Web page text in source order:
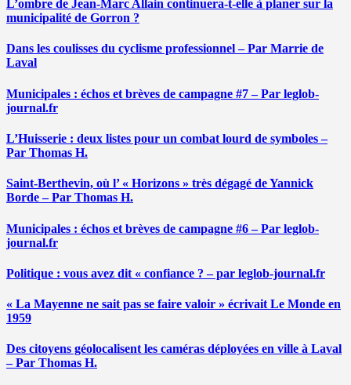
L’ombre de Jean-Marc Allain continuera-t-elle à planer sur la
municipalité de Gorron ?
Dans les coulisses du cyclisme professionnel – Par Marrie de
Laval
Municipales : échos et brèves de campagne #7 – Par leglob-
journal.fr
L’Huisserie : deux listes pour un combat lourd de symboles –
Par Thomas H.
Saint-Berthevin, où l’ « Horizons » très dégagé de Yannick
Borde – Par Thomas H.
Municipales : échos et brèves de campagne #6 – Par leglob-
journal.fr
Politique : vous avez dit « confiance ? – par leglob-journal.fr
« La Mayenne ne sait pas se faire valoir » écrivait Le Monde en
1959
Des citoyens géolocalisent les caméras déployées en ville à Laval
– Par Thomas H.